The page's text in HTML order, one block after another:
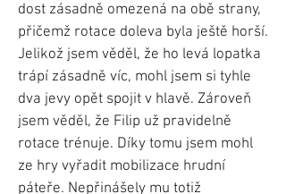
dost zásadně omezená na obě strany,
přičemž rotace doleva byla ještě horší.
Jelikož jsem věděl, že ho levá lopatka
trápí zásadně víc, mohl jsem si tyhle
dva jevy opět spojit v hlavě. Zároveň
jsem věděl, že Filip už pravidelně
rotace trénuje. Díky tomu jsem mohl
ze hry vyřadit mobilizace hrudní
páteře. Nepřinášely mu totiž